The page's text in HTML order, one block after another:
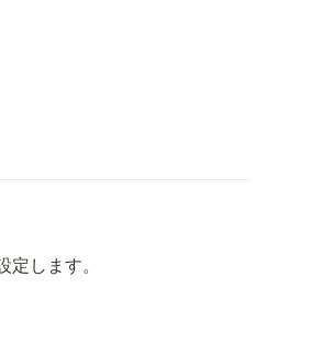
します。